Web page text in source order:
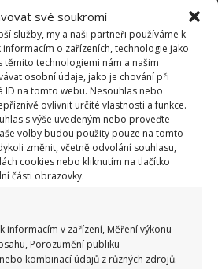
své soukromí
služby, my a naši partneři používáme k
o zařízeních, technologie jako
těmito technologiemi nám a našim
osobní údaje, jako je chování při
ID na tomto webu. Nesouhlas nebo
ovlivnit určité vlastnosti a funkce.
s výše uvedeným nebo proveďte
volby budou použity pouze na tomto
změnit, včetně odvolání souhlasu,
cookies nebo kliknutím na tlačítko
části obrazovky.
informacím v zařízení, Měření výkonu
Porozumění publiku
kombinací údajů z různých zdrojů.
vyrovnáte všechny
Nyní už jen opět nechat